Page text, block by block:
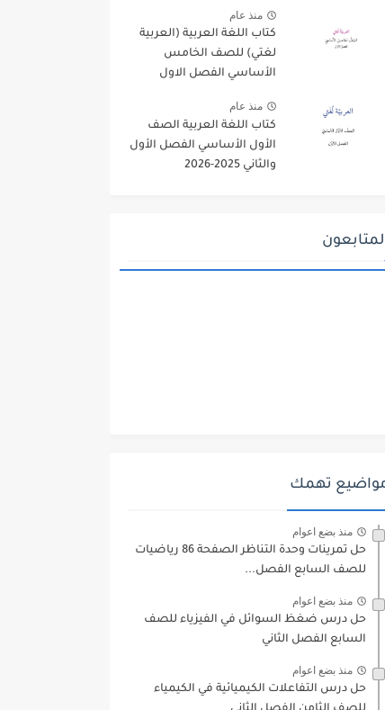
منذ عام
كتاب اللغة العربية (العربية
لغتي) للصف الخامس
الأساسي الفصل الاول
منذ عام
كتاب اللغة العربية الصف
الأول الأساسي الفصل الأول
والثاني 2025-2026
تهمك
منذ بضع اعوام
حل تمرينات وحدة التناظر الصفحة 86 رياضيات
للصف السابع الفصل...
منذ بضع اعوام
حل درس ضغظ السوائل في الفيزياء للصف
السابع الفصل الثاني
منذ بضع اعوام
حل درس التفاعلات الكيميائية في الكيمياء